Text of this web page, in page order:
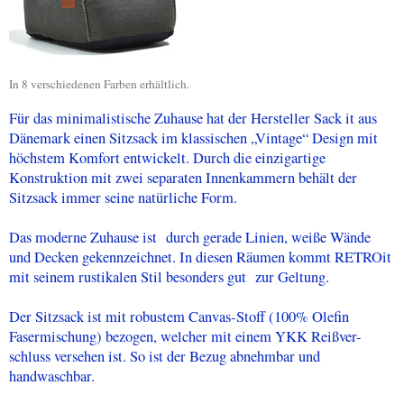
In 8 verschiedenen Farben erhältlich.
Für das minimalistische Zuhause hat der Hersteller Sack it aus
Dänemark einen Sitzsack im klassischen „Vintage“ Design mit
höchstem Komfort entwickelt. Durch die einzigartige
Konstruktion mit zwei separaten Innenkammern behält der
Sitzsack immer seine natürliche Form.
Das moderne Zuhause ist durch gerade Linien, weiße Wände
und Decken gekennzeichnet. In diesen Räumen kommt RETROit
mit seinem rustikalen Stil besonders gut zur Geltung.
Der Sitzsack ist mit robustem Canvas-Stoff (100% Olefin
Fasermischung) bezogen, welcher mit einem YKK Reißver-
schluss versehen ist. So ist der Bezug abnehmbar und
handwaschbar.